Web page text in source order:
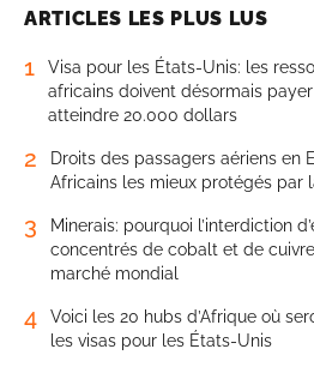
ARTICLES LES PLUS LUS
1
Visa pour les États-Unis: les
africains doivent désormais
atteindre 20.000 dollars
2
Droits des passagers aériens en
Africains les mieux protégés par
3
Minerais: pourquoi l’interdiction
concentrés de cobalt et de
marché mondial
4
Voici les 20 hubs d’Afrique où
les visas pour les États-Unis